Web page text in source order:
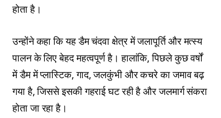
होता है।
उन्होंने कहा कि यह डैम चंदवा क्षेत्र में जलापूर्ति और मत्स्य
पालन के लिए बेहद महत्वपूर्ण है। हालांकि, पिछले कुछ वर्षों
में डैम में प्लास्टिक, गाद, जलकुंभी और कचरे का जमाव बढ़
गया है, जिससे इसकी गहराई घट रही है और जलमार्ग संकरा
होता जा रहा है।